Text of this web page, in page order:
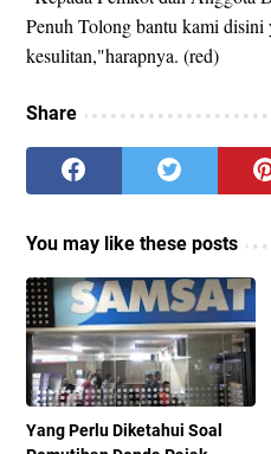
Penuh Tolong bantu kami disini
kesulitan,"harapnya. (red)
Share
You may like these posts
Yang Perlu Diketahui Soal